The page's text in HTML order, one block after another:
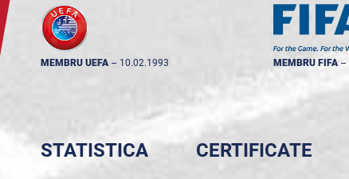
MEMBRU UEFA -- 10.02.1993 MEMBRU FIFA --
STATISTICA CERTIFICATE